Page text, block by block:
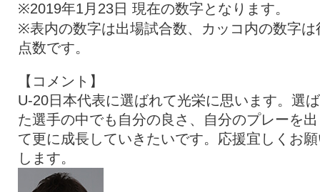
※2019年1月23日 現在の数字となります。
※表内の数字は出場試合数、カッコ内の数字は
点数です。
【コメント】
U-20日本代表に選ばれて光栄に思います。選
た選手の中でも自分の良さ、自分のプレーを
て更に成長していきたいです。応援宜しくお
します。